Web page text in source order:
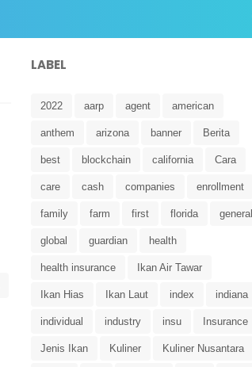
LABEL
2022 aarp agent american
anthem arizona banner Berita
best blockchain california Cara
care cash companies enrollment
family farm first florida general
global guardian health
health insurance Ikan Air Tawar
Ikan Hias Ikan Laut index indiana
individual industry insu Insurance
Jenis Ikan Kuliner Kuliner Nusantara